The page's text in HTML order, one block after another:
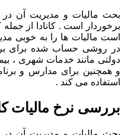
بحث مالیات و مدیریت آن
برخوردار است . کانادا از
است مالیات ها را به خوبی
در روشی حساب شده برای
دولتی مانند خدمات شهری ،
و همچنین برای مدارس و
استفاده می کند .
بررسی نرخ مالیات